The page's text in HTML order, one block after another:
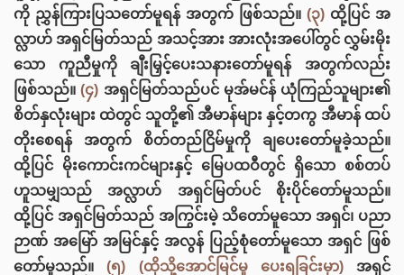
ကို ညွှန်ကြားပြသတော်မူရန် အတွက် ဖြစ်သည်။ (၃) ထို့ပြင် အ
လ္လာဟ် အရှင်မြတ်သည် အသင့်အား အားလုံးအပေါ်တွင် လွှမ်းမိုး
သော ကူညီမှုကို ချီးမြှင့်ပေးသနားတော်မူရန် အတွက်လည်း
ဖြစ်သည်။(၄) အရှင်မြတ်သည်ပင် မုအ်မင်န် ယုံကြည်သူများ၏
စိတ်နှလုံးများ ထဲတွင် သူတို့၏ အီမာန်များ နှင့်တကွ အီမာန် ထပ်
တိုးစေရန် အတွက် စိတ်တည်ငြိမ်မှုကို ချပေးတော်မူခဲ့သည်။
ထို့ပြင် မိုးကောင်းကင်များနှင့် မြေပထဝီတွင် ရှိသော စစ်တပ်
ဟူသမျှသည် အလ္လာဟ် အရှင်မြတ်ပင် စိုးပိုင်တော်မူသည်။
ထို့ပြင် အရှင်မြတ်သည် အကြွင်းမဲ့ သိတော်မူသော အရှင်၊ ပညာ
ဉာဏ် အမြော် အမြင်နှင့် အလွန် ပြည့်စုံတော်မူသော အရှင် ဖြစ်
တော်မူသည်။(၅) (ထိုသို့အောင်မြင်မှု ပေးရခြင်းမှာ)အရှင်